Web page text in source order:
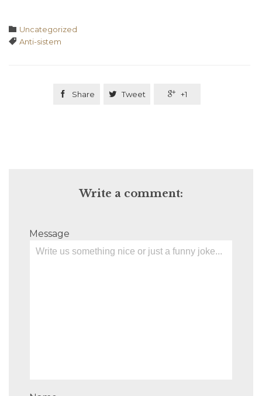
 Category
Uncategorized
 Tags
Anti-sistem
 Share  Tweet  +1
Write a comment:
Message